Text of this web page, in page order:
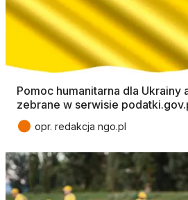
Pomoc humanitarna dla Ukrainy
zebrane w serwisie
● opr. redakcja ngo.pl